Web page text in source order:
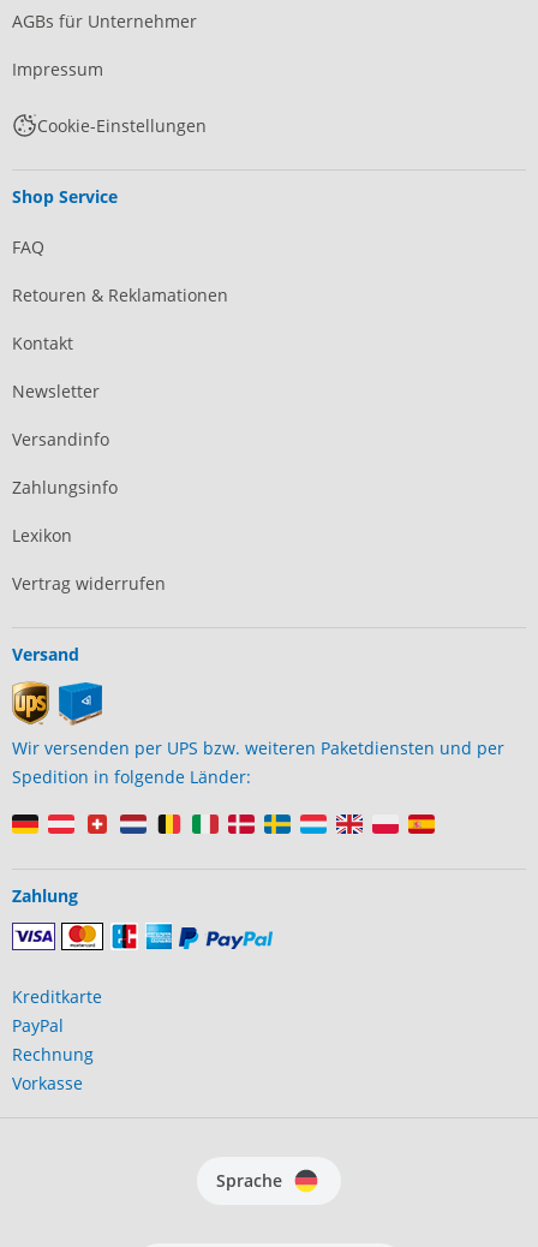
AGBs für Unternehmer
Impressum
Cookie-Einstellungen
Shop Service
FAQ
Retouren & Reklamationen
Kontakt
Newsletter
Versandinfo
Zahlungsinfo
Lexikon
Vertrag widerrufen
Versand
Wir versenden per UPS bzw. weiteren Paketdiensten und per
Spedition in folgende Länder:
Zahlung
Kreditkarte
PayPal
Rechnung
Vorkasse
Sprache